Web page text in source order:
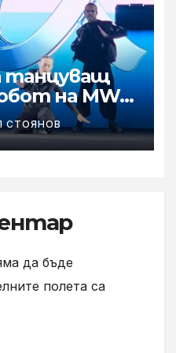
танцуващ
на MWC
СТОЯНОВ
да бъде
полета са